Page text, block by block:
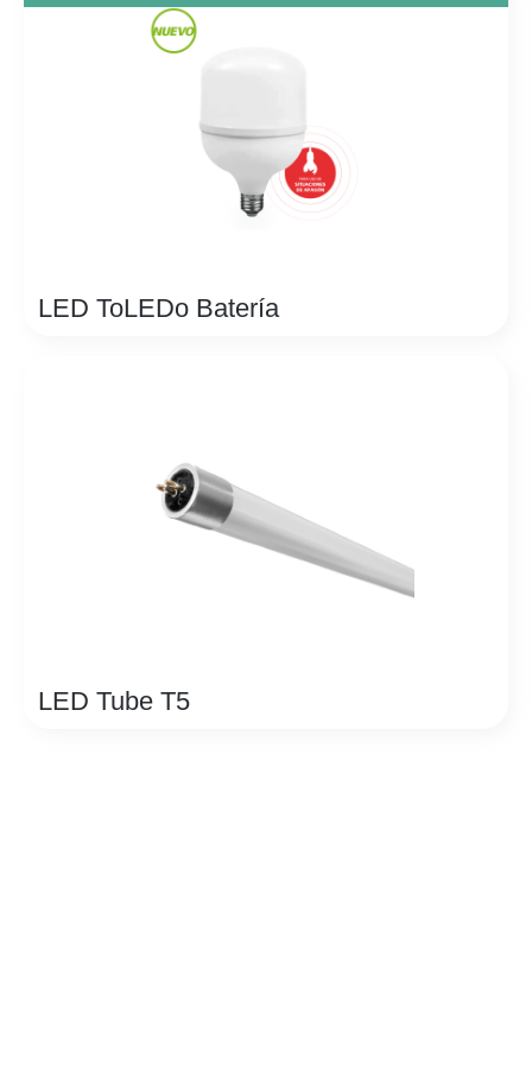
LED ToLEDo Batería
LED Tube T5